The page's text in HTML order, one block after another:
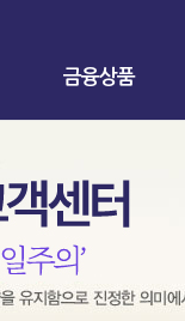
금융상품